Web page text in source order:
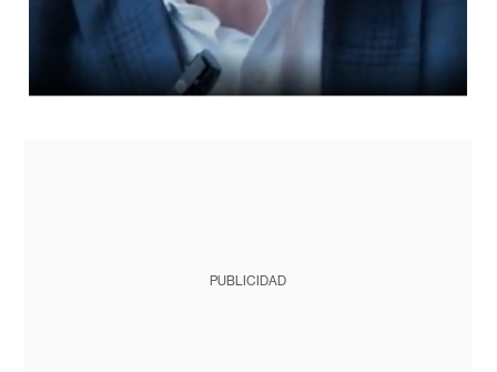
PUBLICIDAD